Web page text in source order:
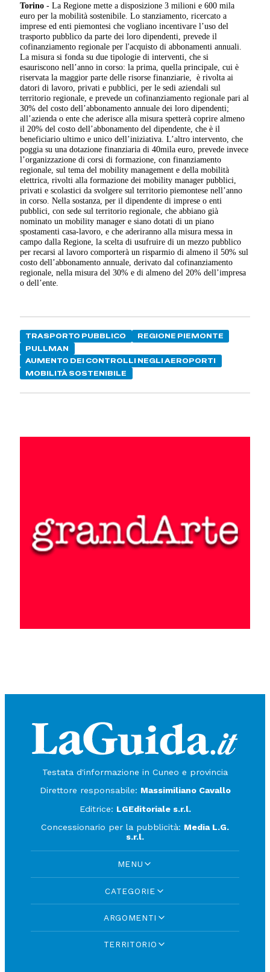
Torino - La Regione mette a disposizione 3 milioni e 600 mila
euro per la mobilità sostenibile. Lo stanziamento, ricercato a
imprese ed enti piemontesi che vogliano incentivare l’uso del
trasporto pubblico da parte dei loro dipendenti, prevede il
cofinanziamento regionale per l'acquisto di abbonamenti annuali.
La misura si fonda su due tipologie di interventi, che si
esauriscono nell’anno in corso: la prima, quella principale, cui è
riservata la maggior parte delle risorse finanziarie, è rivolta ai
datori di lavoro, privati e pubblici, per le sedi aziendali sul
territorio regionale, e prevede un cofinanziamento regionale pari al
30% del costo dell’abbonamento annuale dei loro dipendenti;
all’azienda o ente che aderisce alla misura spetterà coprire almeno
il 20% del costo dell’abbonamento del dipendente, che è il
beneficiario ultimo e unico dell’iniziativa. L’altro intervento, che
poggia su una dotazione finanziaria di 40mila euro, prevede invece
l’organizzazione di corsi di formazione, con finanziamento
regionale, sul tema del mobility management e della mobilità
elettrica, rivolti alla formazione dei mobility manager pubblici,
privati e scolastici da svolgere sul territorio piemontese nell’anno
in corso. Nella sostanza, per il dipendente di imprese o enti
pubblici, con sede sul territorio regionale, che abbiano già
nominato un mobility manager e siano dotati di un piano
spostamenti casa-lavoro, e che aderiranno alla misura messa in
campo dalla Regione, la scelta di usufruire di un mezzo pubblico
per recarsi al lavoro comporterà un risparmio di almeno il 50% sul
costo dell’abbonamento annuale, derivato dal cofinanziamento
regionale, nella misura del 30% e di almeno del 20% dell’impresa
o dell’ente.
TRASPORTO PUBBLICO
REGIONE PIEMONTE
PULLMAN
AUMENTO DEI CONTROLLI NEGLI AEROPORTI
MOBILITÀ SOSTENIBILE
Testata d'informazione in Cuneo e provincia
Direttore responsabile: Massimiliano Cavallo
Editrice: LGEditoriale s.r.l.
Concessionario per la pubblicità: Media L.G.
s.r.l.
MENU
CATEGORIE
ARGOMENTI
TERRITORIO